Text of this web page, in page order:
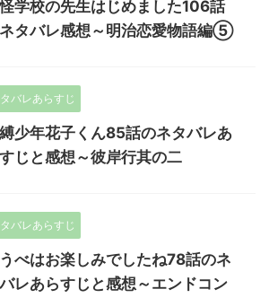
学校の先生はじめました106話
タバレ感想～明治恋愛物語編⑤
バレあらすじ
少年花子くん85話のネタバレあ
じと感想～彼岸行其の二
バレあらすじ
べはお楽しみでしたね78話のネ
レあらすじと感想～エンドコン